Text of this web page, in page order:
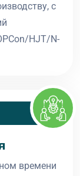
с
HJT/N-
времени